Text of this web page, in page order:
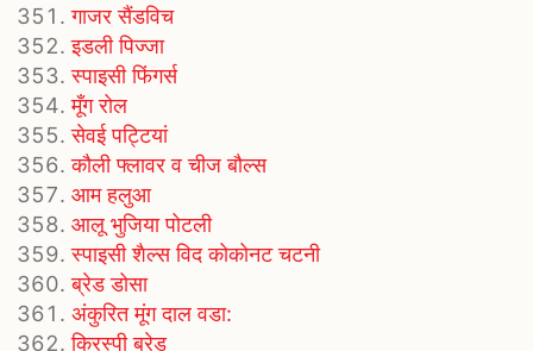
गाजर सैंडविच
इडली पिज्जा
स्पाइसी फिंगर्स
मूँग रोल
सेवई पट्टियां
कौली फ्लावर व चीज बौल्स
आम हलुआ
आलू भुजिया पोटली
स्पाइसी शैल्स विद कोकोनट चटनी
ब्रेड डोसा
अंकुरित मूंग दाल वडा:
क्रिस्पी ब्रेड